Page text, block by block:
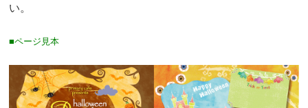
い。
■ページ見本